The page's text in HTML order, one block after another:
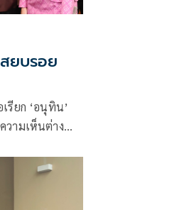
ยบรอย
รียก ‘อนุทิน’
วามเห็นต่าง
ำรัฐบาลอยู่ครบ